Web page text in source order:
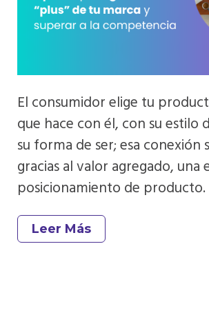
El consumidor elige tu
que hace con él, con su estilo
su forma de ser; esa conexión
gracias al valor agregado, una
posicionamiento de producto.
Leer Más